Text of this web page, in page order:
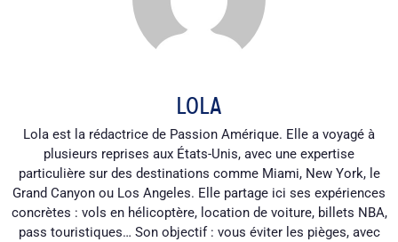
LOLA
Lola est la rédactrice de Passion Amérique. Elle a voyagé à
plusieurs reprises aux États-Unis, avec une expertise
particulière sur des destinations comme Miami, New York, le
Grand Canyon ou Los Angeles. Elle partage ici ses expériences
concrètes : vols en hélicoptère, location de voiture, billets NBA,
pass touristiques… Son objectif : vous éviter les pièges, avec